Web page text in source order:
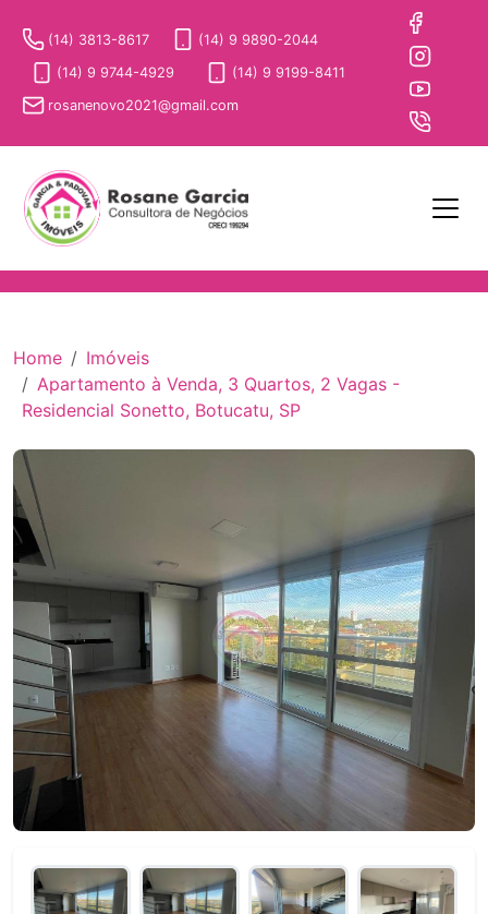
(14) 3813-8617 (14) 9 9890-2044
(14) 9 9744-4929 (14) 9 9199-8411
rosanenovo2021@gmail.com
Home
Imóveis
Apartamento à Venda, 3 Quartos, 2 Vagas -
Residencial Sonetto, Botucatu, SP